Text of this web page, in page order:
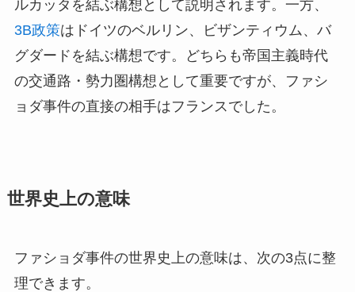
ルカッタを結ぶ構想として説明されます。一方、
3B政策はドイツのベルリン、ビザンティウム、バ
グダードを結ぶ構想です。どちらも帝国主義時代
の交通路・勢力圏構想として重要ですが、ファシ
ョダ事件の直接の相手はフランスでした。
世界史上の意味
ファショダ事件の世界史上の意味は、次の3点に整
理できます。